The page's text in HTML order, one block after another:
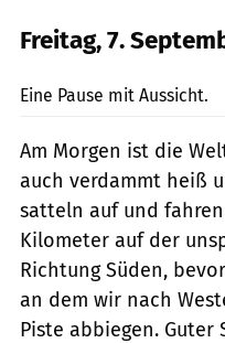
Freitag, 7.
Eine Pause mit Aussicht.
Am Morgen ist die
auch verdammt heiß
satteln auf und
Kilometer auf der
Richtung Süden,
an dem wir nach
Piste abbiegen.